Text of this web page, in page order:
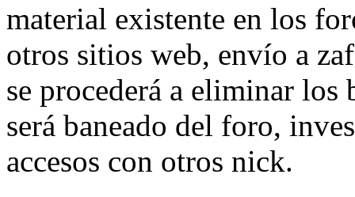
material existente en los
otros sitios web, envío a
se procederá a eliminar
será baneado del foro,
accesos con otros nick.